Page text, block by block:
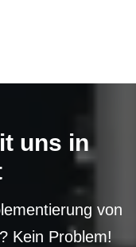
uns in
von
Kein Problem!